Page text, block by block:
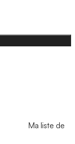
Ma liste de